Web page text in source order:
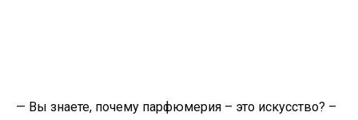
— Вы знаете, почему парфюмерия – это искусство? –